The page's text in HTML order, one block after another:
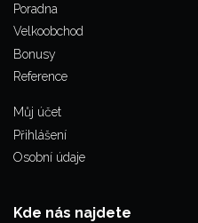
Poradna
Velkoobchod
Bonusy
Reference
Můj účet
Přihlášení
Osobní údaje
Kde nás najdete